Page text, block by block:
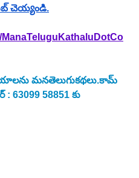
చెయ్యండి.
మనతెలుగుకథలు.కామ్
58851 కు